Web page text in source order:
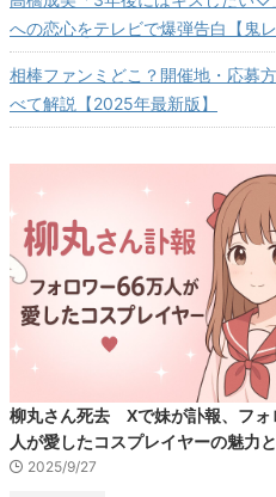
への恋心をテレビで爆弾告白【鬼レ
相棒ファンミどこ？開催地・応募
べて解説【2025年最新版】
柳丸さん死去 Xで妹が訃報、フォ
人が愛したコスプレイヤーの魅力
2025/9/27